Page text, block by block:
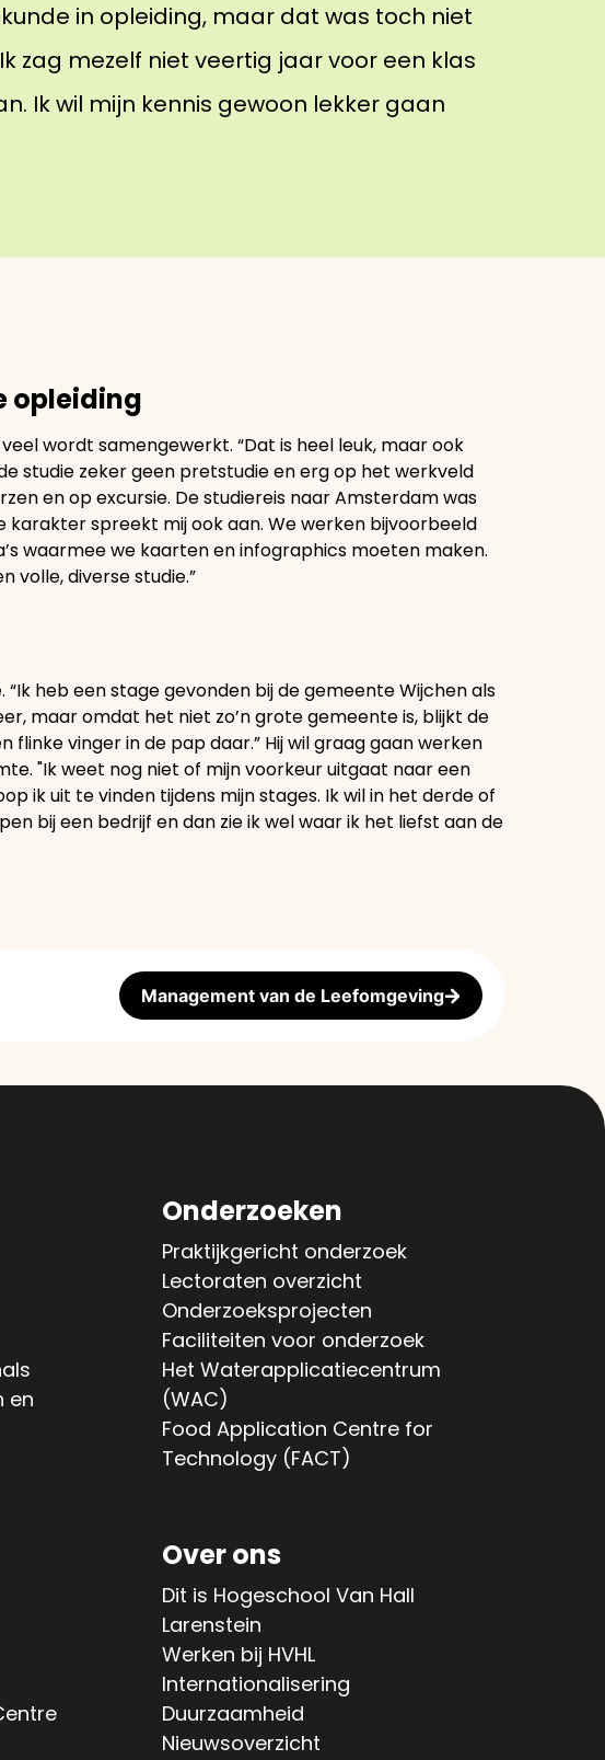
in opleiding, maar dat was toch niet
zag mezelf niet veertig jaar voor een klas
Ik wil mijn kennis gewoon lekker gaan
opleiding
wordt samengewerkt. “Dat is heel leuk, maar ook
studie zeker geen pretstudie en erg op het werkveld
en op excursie. De studiereis naar Amsterdam was
karakter spreekt mij ook aan. We werken bijvoorbeeld
waarmee we kaarten en infographics moeten maken.
volle, diverse studie.”
“Ik heb een stage gevonden bij de gemeente Wijchen als
maar omdat het niet zo’n grote gemeente is, blijkt de
flinke vinger in de pap daar.” Hij wil graag gaan werken
"Ik weet nog niet of mijn voorkeur uitgaat naar een
ik uit te vinden tijdens mijn stages. Ik wil in het derde of
bij een bedrijf en dan zie ik wel waar ik het liefst aan de
Management van de Leefomgeving
en
Onderzoeken
Praktijkgericht onderzoek
Lectoraten overzicht
Onderzoeksprojecten
Faciliteiten voor onderzoek
Het Waterapplicatiecentrum
(WAC)
Food Application Centre for
Technology (FACT)
Over ons
Dit is Hogeschool Van Hall
Larenstein
Werken bij HVHL
Internationalisering
Duurzaamheid
Nieuwsoverzicht